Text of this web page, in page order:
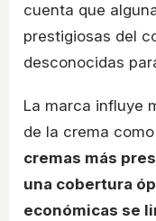
cuenta que
prestigiosas del
desconocidas
La marca influye
de la crema
cremas más
una cobertura
económicas se